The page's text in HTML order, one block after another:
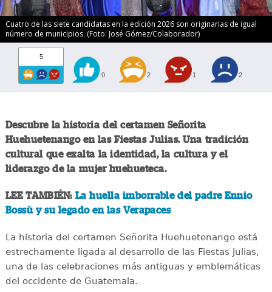
Cuatro de las siete candidatas en la edición 2026 son originarias de igual
número de municipios. (Foto: José Gómez/Colaborador)
5
0 2 1 2
Descubre la historia del certamen Señorita
Huehuetenango en las Fiestas Julias. Una tradición
cultural que exalta la identidad, la cultura y el
liderazgo de la mujer huehueteca.
LEE TAMBIÉN: La huella imborrable del padre Ennio
Bossù y su legado en las Verapaces
La historia del certamen Señorita Huehuetenango está
estrechamente ligada al desarrollo de las Fiestas Julias,
una de las celebraciones más antiguas y emblemáticas
del occidente de Guatemala.